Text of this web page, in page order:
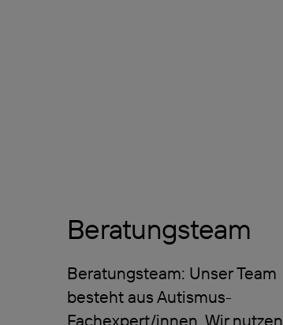
Beratungsteam
Beratungsteam: Unser Team
besteht aus Autismus-
Fachexpert/innen. Wir nutzen